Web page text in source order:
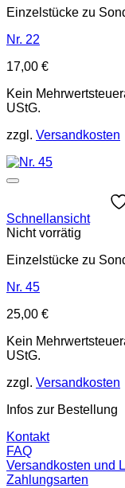
Einzelstücke zu
Nr. 22
17,00 €
Kein
UStG.
zzgl. Versandkosten
Schnellansicht
Nicht vorrätig
Einzelstücke zu
Nr. 45
25,00 €
Kein
UStG.
zzgl. Versandkosten
Infos zur Bestellung
Kontakt
FAQ
Versandkosten und
Zahlungsarten